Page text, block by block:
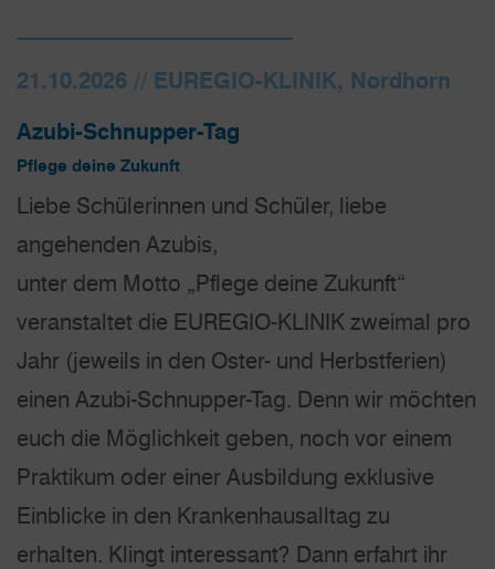
21.10.2026 // EUREGIO-KLINIK, Nordhorn
Azubi-Schnupper-Tag
Pflege deine Zukunft
Liebe Schülerinnen und Schüler, liebe
angehenden Azubis,
unter dem Motto „Pflege deine Zukunft“
veranstaltet die EUREGIO-KLINIK zweimal pro
Jahr (jeweils in den Oster- und Herbstferien)
einen Azubi-Schnupper-Tag. Denn wir möchten
euch die Möglichkeit geben, noch vor einem
Praktikum oder einer Ausbildung exklusive
Einblicke in den Krankenhausalltag zu
erhalten. Klingt interessant? Dann erfahrt ihr